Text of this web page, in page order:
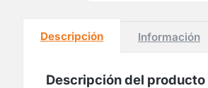
Descripción Información
Descripción del producto